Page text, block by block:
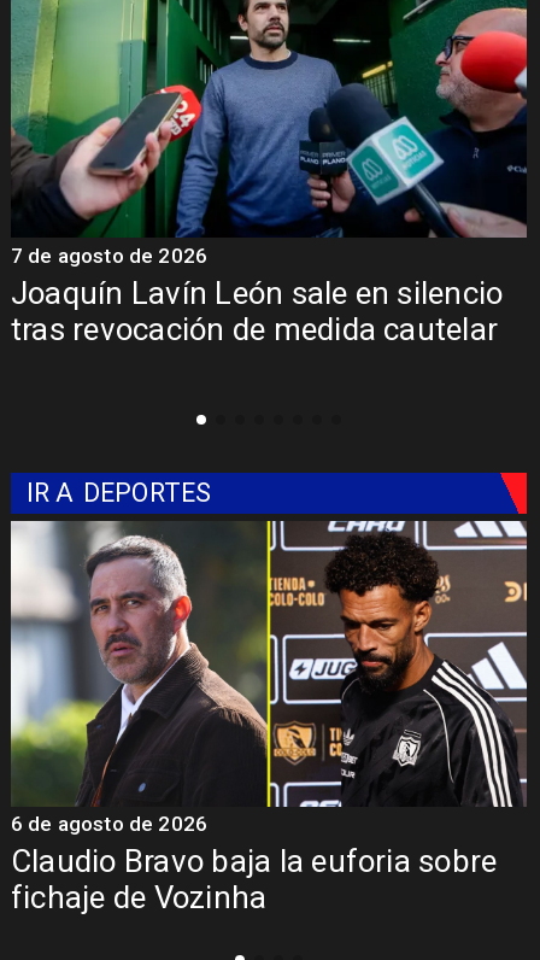
Joaquín Lavín León sale en silencio
tras revocación de medida cautelar
7 de agosto de 2026
IR A DEPORTES
Claudio Bravo baja la euforia sobre
fichaje de Vozinha
6 de agosto de 2026